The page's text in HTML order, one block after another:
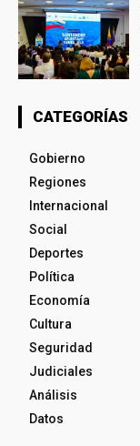
CATEGORÍAS
Gobierno
Regiones
Internacional
Social
Deportes
Política
Economía
Cultura
Seguridad
Judiciales
Análisis
Datos